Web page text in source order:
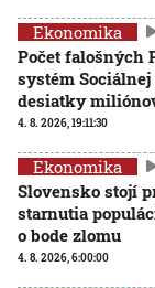
Ekonomika
Počet falošných
systém
desiatky
4. 8. 2026, 19:11:30
Ekonomika
Slovensko stojí
starnutia
o bode zlomu
4. 8. 2026, 6:00:00